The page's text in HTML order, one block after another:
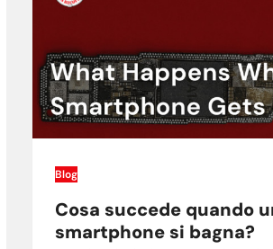
Blog
Cosa succede quando
smartphone si bagna?